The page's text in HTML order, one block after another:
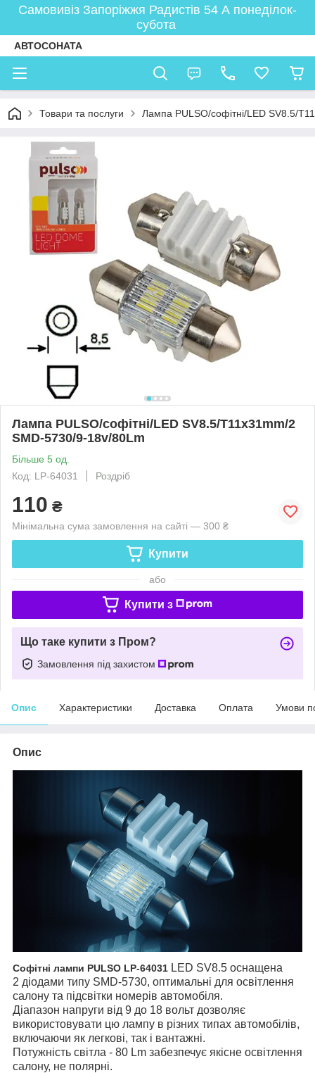
Самовивіз Запоріжжя Радистів 54 А понеділок-
субота
АВТОСОНАТА
Товари та послуги Лампа PULSO/софітні/LED SV8.5/
Лампа PULSO/софітні/LED SV8.5/T11x31mm/2
SMD-5730/9-18v/80Lm
Більше 5 од.
Код: LP-64031
Роздріб
110 ₴
Мінімальна сума замовлення на сайті — 300 ₴
Купити
або
Купити з
Що таке купити з Пром?
Замовлення під захистом
Опис Характеристики Доставка Оплата Умови
Опис
Софітні лампи PULSO LP-64031 LED SV8.5 оснащена
2 діодами типу SMD-5730, оптимальні для освітлення
салону та підсвітки номерів автомобіля.
Діапазон напруги від 9 до 18 вольт дозволяє
використовувати цю лампу в різних типах автомобілів,
включаючи як легкові, так і вантажні.
Потужність світла - 80 Lm забезпечує якісне освітлення
салону, не полярні.